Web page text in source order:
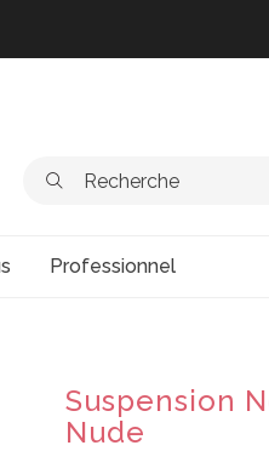
Professionnel
Suspension
Nude